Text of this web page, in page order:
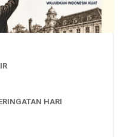
HARI